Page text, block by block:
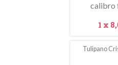
calibro
1 x
Tulipano